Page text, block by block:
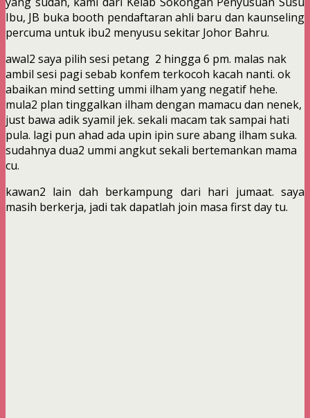
Ibu, JB buka booth pendaftaran ahli baru dan kaunseling
percuma untuk ibu2 menyusu sekitar Johor Bahru.
awal2 saya pilih sesi petang 2 hingga 6 pm. malas nak
ambil sesi pagi sebab konfem terkocoh kacah nanti. ok
abaikan mind setting ummi ilham yang negatif hehe.
mula2 plan tinggalkan ilham dengan mamacu dan nenek,
just bawa adik syamil jek. sekali macam tak sampai hati
pula. lagi pun ahad ada upin ipin sure abang ilham suka.
sudahnya dua2 ummi angkut sekali bertemankan mama
cu.
kawan2 lain dah berkampung dari hari jumaat. saya
masih berkerja, jadi tak dapatlah join masa first day tu.